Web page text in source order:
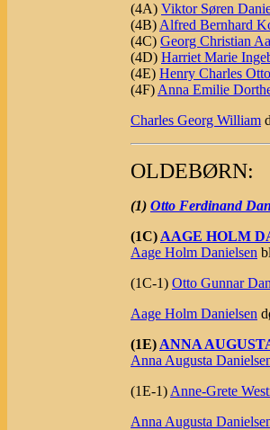
(4A) Viktor Søren
(4B) Alfred Bernhard
(4C) Georg Christian
(4D) Harriet Marie
(4E) Henry Charles
(4F) Anna Emilie
Charles Georg William
OLDEBØRN:
(1) Otto Ferdinand
(1C) AAGE HOLM
Aage Holm Danielsen
(1C-1) Otto Gunnar
Aage Holm Danielsen
(1E) ANNA
Anna Augusta
(1E-1) Anne-Grete
Anna Augusta